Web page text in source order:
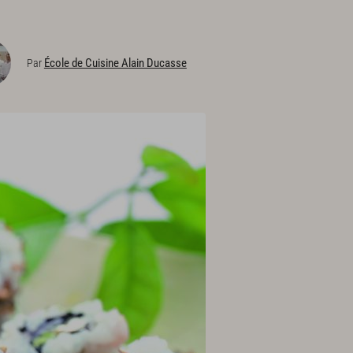
Par École de Cuisine Alain Ducasse